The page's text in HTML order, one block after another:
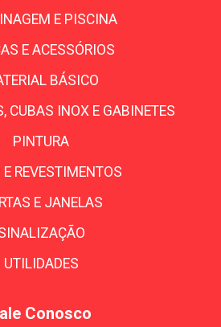
E PISCINA
E ACESSÓRIOS
BÁSICO
CUBAS INOX E GABINETES
PINTURA
E REVESTIMENTOS
E JANELAS
UTILIDADES
Conosco